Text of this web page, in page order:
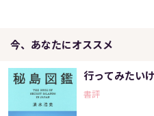
今、あなたにオススメ
行ってみたい
書評